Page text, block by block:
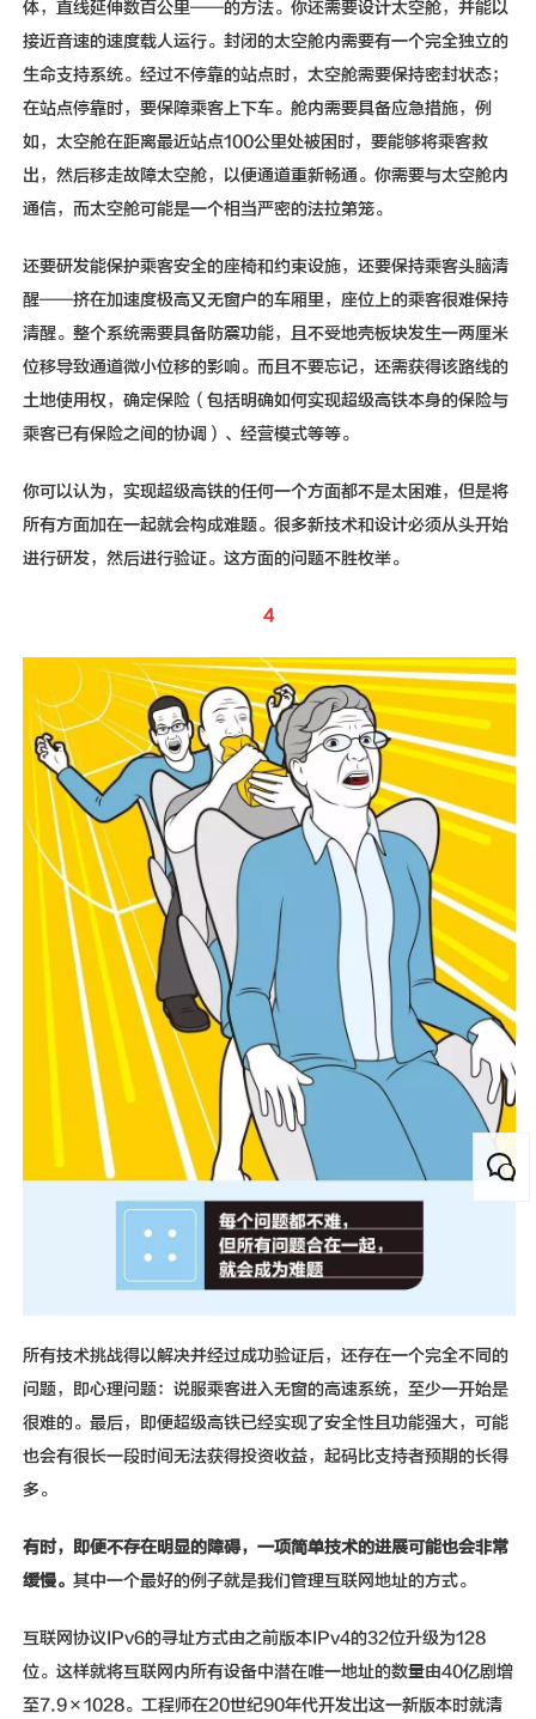
体，直线延伸数百公里——的方法。你还需要设计太空舱，并能以
接近音速的速度载人运行。封闭的太空舱内需要有一个完全独立的
生命支持系统。经过不停靠的站点时，太空舱需要保持密封状态；
在站点停靠时，要保障乘客上下车。舱内需要具备应急措施，例
如，太空舱在距离最近站点100公里处被困时，要能够将乘客救
出，然后移走故障太空舱，以便通道重新畅通。你需要与太空舱内
通信，而太空舱可能是一个相当严密的法拉第笼。
还要研发能保护乘客安全的座椅和约束设施，还要保持乘客头脑清
醒——挤在加速度极高又无窗户的车厢里，座位上的乘客很难保持
清醒。整个系统需要具备防震功能，且不受地壳板块发生一两厘米
位移导致通道微小位移的影响。而且不要忘记，还需获得该路线的
土地使用权，确定保险（包括明确如何实现超级高铁本身的保险与
乘客已有保险之间的协调）、经营模式等等。
你可以认为，实现超级高铁的任何一个方面都不是太困难，但是将
所有方面加在一起就会构成难题。很多新技术和设计必须从头开始
进行研发，然后进行验证。这方面的问题不胜枚举。
4
所有技术挑战得以解决并经过成功验证后，还存在一个完全不同的
问题，即心理问题：说服乘客进入无窗的高速系统，至少一开始是
很难的。最后，即便超级高铁已经实现了安全性且功能强大，可能
也会有很长一段时间无法获得投资收益，起码比支持者预期的长得
多。
有时，即便不存在明显的障碍，一项简单技术的进展可能也会非常
缓慢。 其中一个最好的例子就是我们管理互联网地址的方式。
互联网协议IPv6的寻址方式由之前版本IPv4的32位升级为128
位。这样就将互联网内所有设备中潜在唯一地址的数量由40亿剧增
至7.9×1028。工程师在20世纪90年代开发出这一新版本时就清